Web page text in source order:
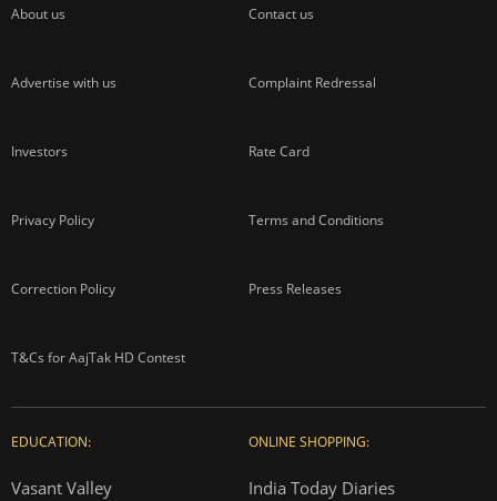
About us Contact us
Advertise with us Complaint Redressal
Investors Rate Card
Privacy Policy Terms and Conditions
Correction Policy Press Releases
T&Cs for AajTak HD Contest
EDUCATION:
Vasant Valley
ONLINE SHOPPING:
India Today Diaries